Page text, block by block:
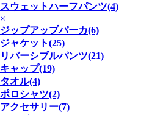
スウェットハーフパンツ(4)
×
ジップアップパーカ(6)
ジャケット(25)
リバーシブルパンツ(21)
キャップ(19)
タオル(4)
ポロシャツ(2)
アクセサリー(7)